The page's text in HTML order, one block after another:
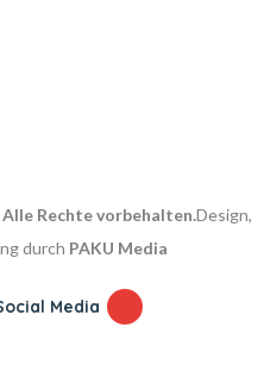
Rechte vorbehalten.Design,
durch PAKU Media
Media